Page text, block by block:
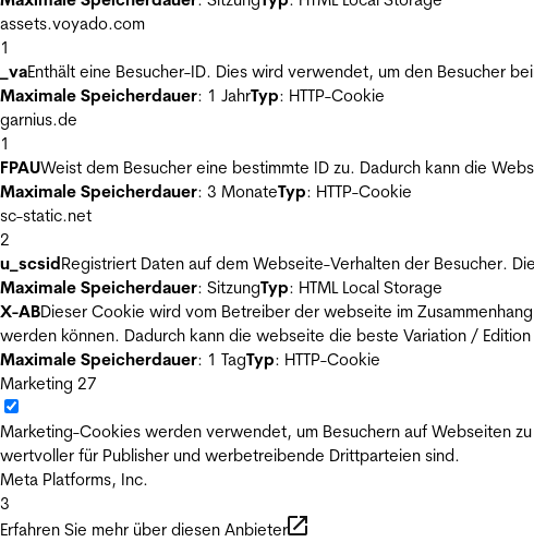
assets.voyado.com
1
_vaEnthält eine Besucher-ID. Dies wird verwendet, um den Besucher
Maximale Speicherdauer: 1 JahrTyp: HTTP-Cookie
garnius.de
1
FPAUWeist dem Besucher eine bestimmte ID zu. Dadurch kann die
Maximale Speicherdauer: 3 MonateTyp: HTTP-Cookie
sc-static.net
2
u_scsidRegistriert Daten auf dem Webseite-Verhalten der Besucher.
Maximale Speicherdauer: SitzungTyp: HTML Local Storage
X-ABDieser Cookie wird vom Betreiber der webseite im
werden können. Dadurch kann die webseite die beste Variation /
Maximale Speicherdauer: 1 TagTyp: HTTP-Cookie
Marketing 27
Marketing-Cookies werden verwendet, um Besuchern auf Webseiten
wertvoller für Publisher und werbetreibende Drittparteien sind.
Meta Platforms, Inc.
3
Erfahren Sie mehr über diesen Anbieter